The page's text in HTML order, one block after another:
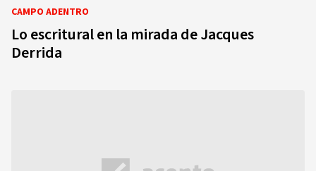
CAMPO ADENTRO
Lo escritural en la mirada de Jacques
Derrida